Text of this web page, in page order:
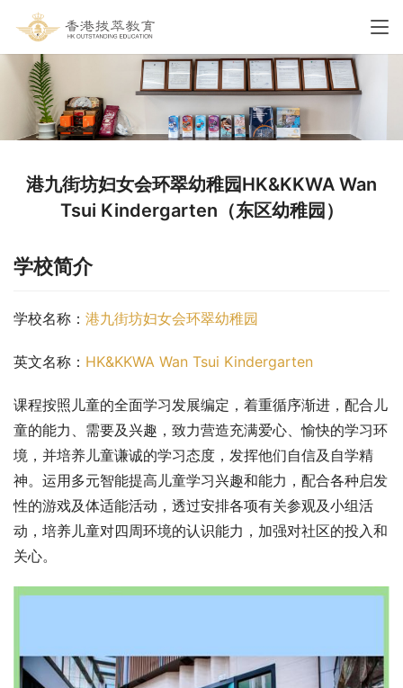
港九街坊妇女会环翠幼稚园HK&KKWA Wan
Tsui Kindergarten（东区幼稚园）
学校简介
学校名称： 港九街坊妇女会环翠幼稚园
英文名称： HK&KKWA Wan Tsui Kindergarten
课程按照儿童的全面学习发展编定，着重循序渐进，配合儿
童的能力、需要及兴趣，致力营造充满爱心、愉快的学习环
境，并培养儿童谦诚的学习态度，发挥他们自信及自学精
神。运用多元智能提高儿童学习兴趣和能力，配合各种启发
性的游戏及体适能活动，透过安排各项有关参观及小组活
动，培养儿童对四周环境的认识能力，加强对社区的投入和
关心。